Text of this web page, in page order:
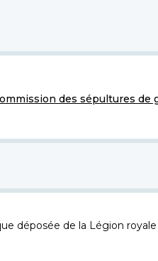
des sépultures de
déposée de la Légion